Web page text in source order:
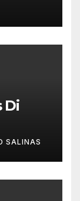
Di
SALINAS